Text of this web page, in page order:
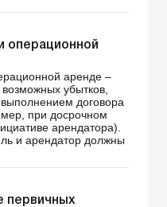
операционной
аренде –
убытков,
договора
при досрочном
арендатора).
и арендатор должны
первичных